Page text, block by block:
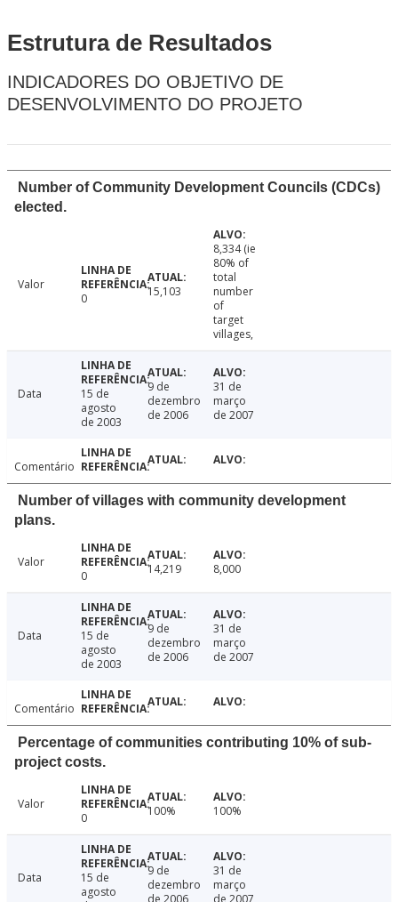
Estrutura de Resultados
INDICADORES DO OBJETIVO DE
DESENVOLVIMENTO DO PROJETO
Number of Community Development Councils (CDCs)
elected.
Valor
0
15,103
8,334 (ie
80% of
total
number
of
target
villages,
Data
15 de
agosto
de 2003
9 de
dezembro
de 2006
31 de
março
de 2007
Comentário
Number of villages with community development
plans.
Valor
0
14,219 8,000
Data
15 de
agosto
de 2003
9 de
dezembro
de 2006
31 de
março
de 2007
Comentário
Percentage of communities contributing 10% of sub-
project costs.
Valor
0
100% 100%
Data
15 de
agosto
9 de
dezembro
31 de
março